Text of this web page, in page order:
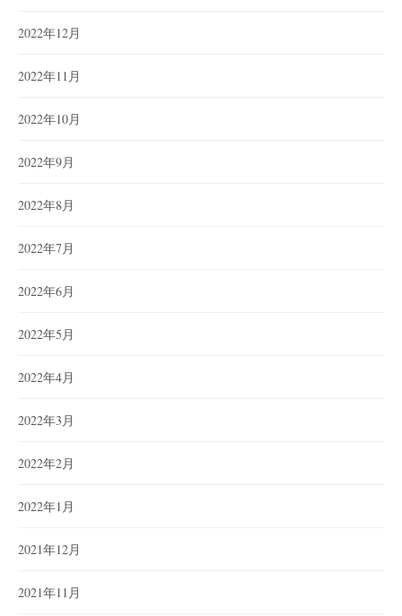
2022年12月
2022年11月
2022年10月
2022年9月
2022年8月
2022年7月
2022年6月
2022年5月
2022年4月
2022年3月
2022年2月
2022年1月
2021年12月
2021年11月